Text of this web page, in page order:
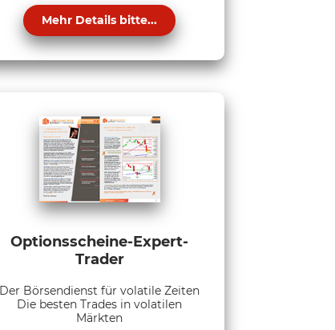
Mehr Details bitte...
Optionsscheine-Expert-
Trader
Der Börsendienst für volatile Zeiten
Die besten Trades in volatilen
Märkten